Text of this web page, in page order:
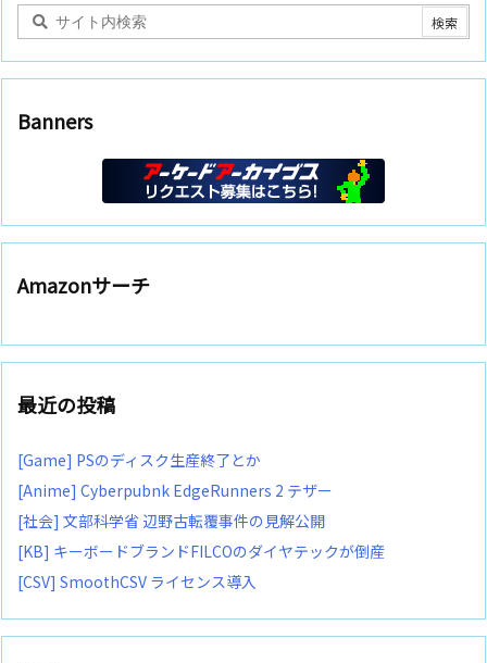
Banners
Amazonサーチ
最近の投稿
[Game] PSのディスク生産終了とか
[Anime] Cyberpubnk EdgeRunners 2 テザー
[社会] 文部科学省 辺野古転覆事件の見解公開
[KB] キーボードブランドFILCOのダイヤテックが倒産
[CSV] SmoothCSV ライセンス導入